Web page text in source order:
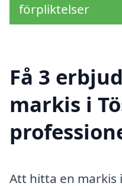
förpliktelser
Få 3
markis i
Att hitta en markis